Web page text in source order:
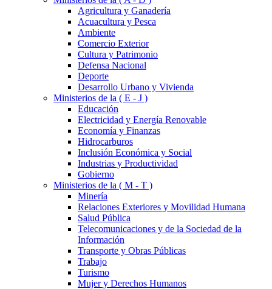
Agricultura y Ganadería
Acuacultura y Pesca
Ambiente
Comercio Exterior
Cultura y Patrimonio
Defensa Nacional
Deporte
Desarrollo Urbano y Vivienda
Ministerios de la ( E - J )
Educación
Electricidad y Energía Renovable
Economía y Finanzas
Hidrocarburos
Inclusión Económica y Social
Industrias y Productividad
Gobierno
Ministerios de la ( M - T )
Minería
Relaciones Exteriores y Movilidad Humana
Salud Pública
Telecomunicaciones y de la Sociedad de la
Información
Transporte y Obras Públicas
Trabajo
Turismo
Mujer y Derechos Humanos